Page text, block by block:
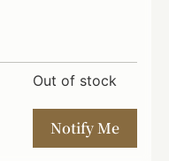
Out of stock